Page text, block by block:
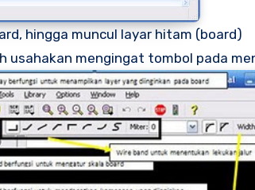
hingga muncul layar hitam (board)
usahakan mengingat tombol pada